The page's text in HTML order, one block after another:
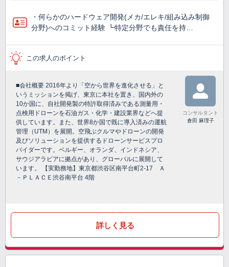
・何らかのハードウェア開発(メカ/エレキ/組み込み制御
分野)へのコミット経験 ┗特定分野でも責任を持…
この求人のポイント
■会社概要 2016年より「空から世界を進化させる」と
いうミッションを掲げ、東京に本社を置き、国内外の
10か国に、自社開発製の特許取得済みである測量用・
点検用ドローンを石油ガス・化学・建設業界などへ提
供しています。また、世界8か国で既に導入済みの運航
管理（UTM）を展開。空飛ぶクルマやドローンの開発
及びソリューションを提供するドローンサービスプロ
バイダーです。ベルギー、オランダ、インドネシア、
サウジアラビアに拠点があり、グローバルに展開して
います。 【実勤務地】東京都渋谷区南平台町2-17 Ａ
－ＰＬＡＣＥ渋谷南平台 4階
コンサルタント
倉田 麻理子
詳しく見る